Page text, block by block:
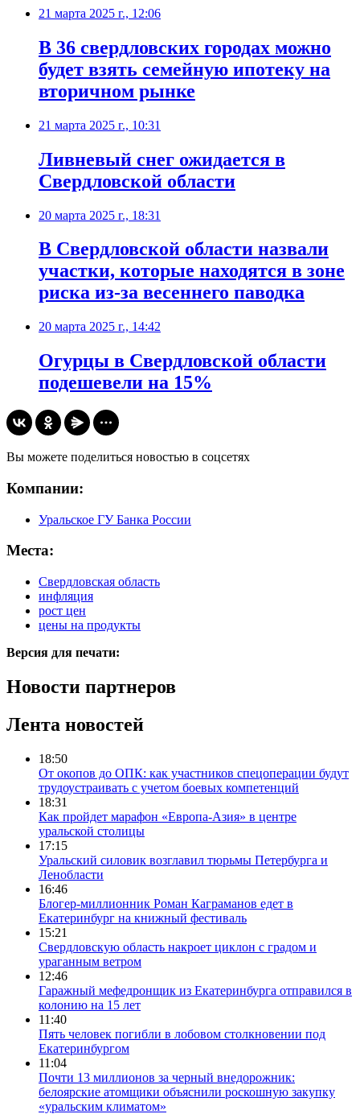
21 марта 2025 г., 12:06
В 36 свердловских городах можно
будет взять семейную ипотеку на
вторичном рынке
21 марта 2025 г., 10:31
Ливневый снег ожидается в
Свердловской области
20 марта 2025 г., 18:31
В Свердловской области назвали
участки, которые находятся в зоне
риска из-за весеннего паводка
20 марта 2025 г., 14:42
Огурцы в Свердловской области
подешевели на 15%
Вы можете поделиться новостью в соцсетях
Компании:
Уральское ГУ Банка России
Места:
Свердловская область
инфляция
рост цен
цены на продукты
Версия для печати:
Новости партнеров
Лента новостей
18:50
От окопов до ОПК: как участников спецоперации будут
трудоустраивать с учетом боевых компетенций
18:31
Как пройдет марафон «Европа-Азия» в центре
уральской столицы
17:15
Уральский силовик возглавил тюрьмы Петербурга и
Ленобласти
16:46
Блогер-миллионник Роман Каграманов едет в
Екатеринбург на книжный фестиваль
15:21
Свердловскую область накроет циклон с градом и
ураганным ветром
12:46
Гаражный мефедронщик из Екатеринбурга отправился в
колонию на 15 лет
11:40
Пять человек погибли в лобовом столкновении под
Екатеринбургом
11:04
Почти 13 миллионов за черный внедорожник:
белоярские атомщики объяснили роскошную закупку
«уральским климатом»